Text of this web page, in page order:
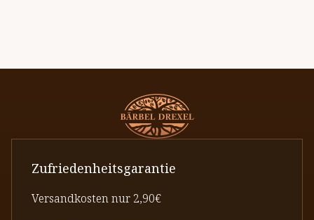
Zufriedenheitsgarantie
Versandkosten nur 2,90€